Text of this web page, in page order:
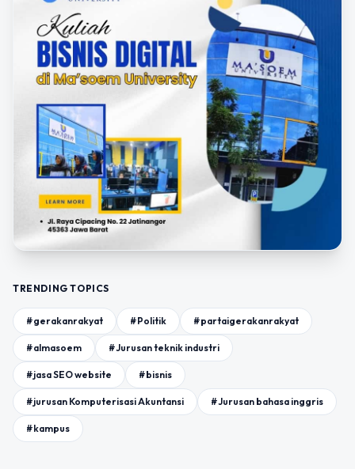
TRENDING TOPICS
#gerakanrakyat #Politik #partaigerakanrakyat
#almasoem #Jurusan teknik industri
#jasa SEO website #bisnis
#jurusan Komputerisasi Akuntansi #Jurusan bahasa inggris
#kampus